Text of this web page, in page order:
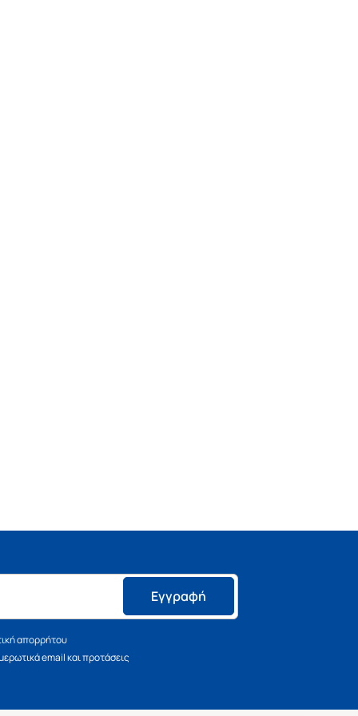
Εγγραφή
απορρήτου
email και προτάσεις